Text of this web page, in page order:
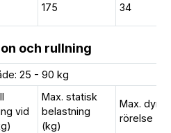
175 34
och rullning
25 - 90 kg
vid
Max. statisk
belastning
(kg)
Max. dyn.
rörelse